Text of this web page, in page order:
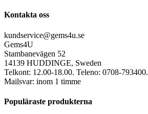
Kontakta oss
kundservice@gems4u.se
Gems4U
Stambanevägen 52
14139 HUDDINGE, Sweden
Telkont: 12.00-18.00. Teleno: 0708-793400.
Mailsvar: inom 1 timme
Populäraste produkterna